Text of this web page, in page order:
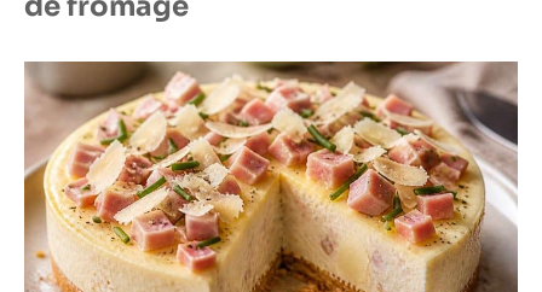
de fromage